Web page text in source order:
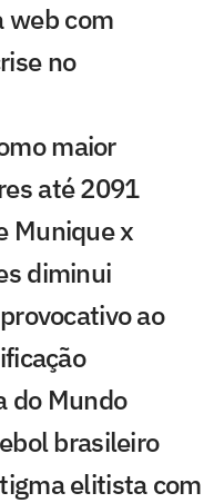
web com
no
maior
até 2091
Munique x
diminui
ao
do Mundo
brasileiro
elitista com